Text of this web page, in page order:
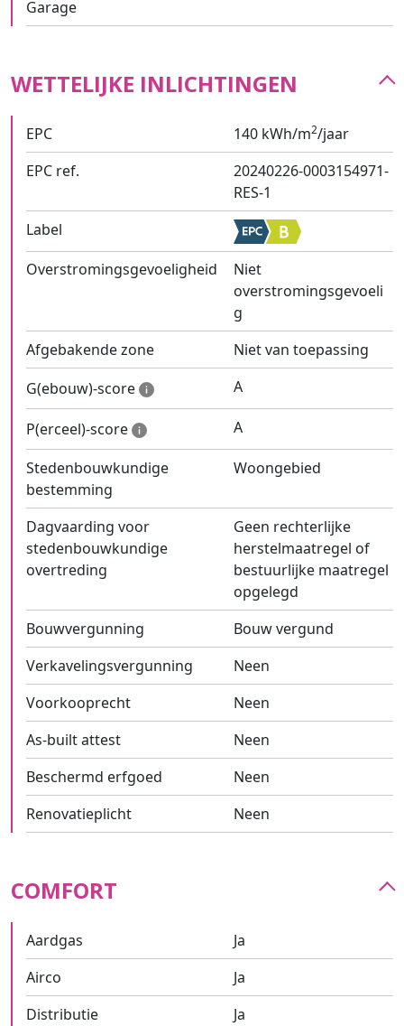
Garage
WETTELIJKE INLICHTINGEN
EPC 140 kWh/m2/jaar
EPC ref.
20240226-0003154971-
RES-1
Label
Overstromingsgevoeligheid
Niet
overstromingsgevoeli
g
Afgebakende zone
Niet van toepassing
G(ebouw)-score
A
P(erceel)-score A
Stedenbouwkundige
bestemming
Woongebied
Dagvaarding voor
stedenbouwkundige
overtreding
Geen rechterlijke
herstelmaatregel of
bestuurlijke maatregel
opgelegd
Bouwvergunning
Bouw vergund
Verkavelingsvergunning
Neen
Voorkooprecht
Neen
As-built attest
Neen
Beschermd erfgoed
Neen
Renovatieplicht
Neen
COMFORT
Aardgas
Ja
Airco
Ja
Distributie
Ja